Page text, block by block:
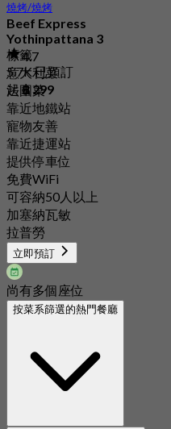
燒烤/燒烤
Beef Express
Yothinpattana 3
4.7
5.7K 已預訂
起฿ 299
標籤
意大利菜
法國菜
靠近地鐵站
寵物友善
靠近捷運站
提供停車位
免費WiFi
可容納50人以上
加塞納瓦敏
拉普勞
立即預訂
尚有多個座位
按菜系篩選的熱門餐廳